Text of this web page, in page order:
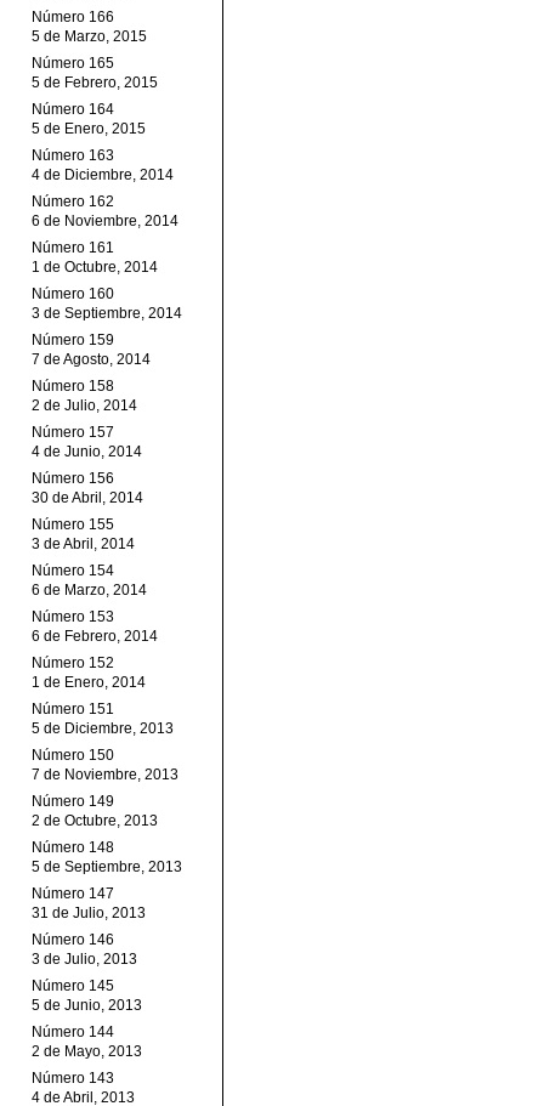
Número 166
5 de Marzo, 2015
Número 165
5 de Febrero, 2015
Número 164
5 de Enero, 2015
Número 163
4 de Diciembre, 2014
Número 162
6 de Noviembre, 2014
Número 161
1 de Octubre, 2014
Número 160
3 de Septiembre, 2014
Número 159
7 de Agosto, 2014
Número 158
2 de Julio, 2014
Número 157
4 de Junio, 2014
Número 156
30 de Abril, 2014
Número 155
3 de Abril, 2014
Número 154
6 de Marzo, 2014
Número 153
6 de Febrero, 2014
Número 152
1 de Enero, 2014
Número 151
5 de Diciembre, 2013
Número 150
7 de Noviembre, 2013
Número 149
2 de Octubre, 2013
Número 148
5 de Septiembre, 2013
Número 147
31 de Julio, 2013
Número 146
3 de Julio, 2013
Número 145
5 de Junio, 2013
Número 144
2 de Mayo, 2013
Número 143
4 de Abril, 2013